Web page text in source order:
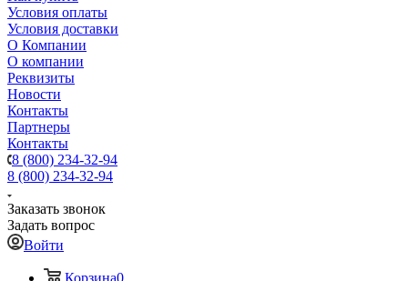
Условия оплаты
Условия доставки
О Компании
О компании
Реквизиты
Новости
Контакты
Партнеры
Контакты
8 (800) 234-32-94
8 (800) 234-32-94
Заказать звонок
Задать вопрос
Войти
Корзина0